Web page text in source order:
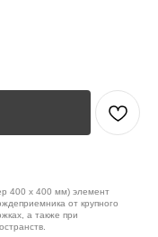
400 x 400 мм) элемент
от крупного
а также при